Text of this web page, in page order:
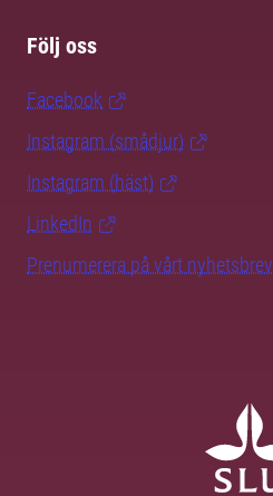
Följ oss
Facebook
Instagram (smådjur)
Instagram (häst)
LinkedIn
Prenumerera på vårt nyhetsbrev